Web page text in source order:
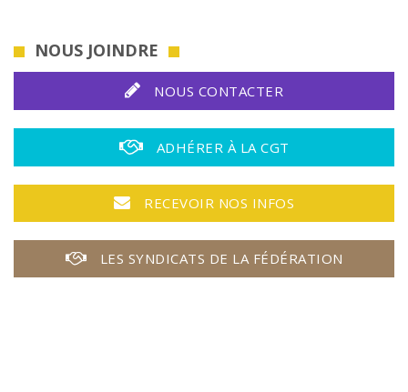
NOUS JOINDRE
NOUS CONTACTER
ADHÉRER À LA CGT
RECEVOIR NOS INFOS
LES SYNDICATS DE LA FÉDÉRATION